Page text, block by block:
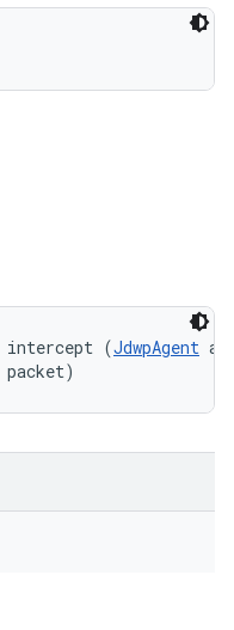
intercept (JdwpAgent
packet)